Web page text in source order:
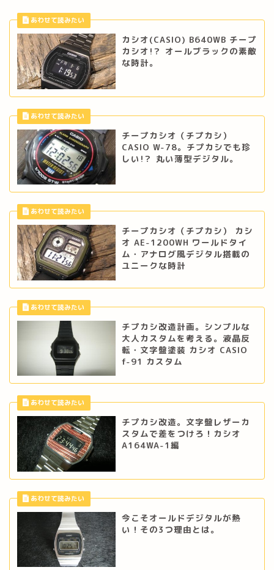
カシオ(CASIO) B640WB チープ
カシオ!？ オールブラックの素敵
な時計。
チープカシオ（チプカシ）
CASIO W-78。チプカシでも珍
しい!？ 丸い薄型デジタル。
チープカシオ（チプカシ） カシ
オ AE-1200WH ワールドタイ
ム・アナログ風デジタル搭載の
ユニークな時計
チプカシ改造計画。シンプルな
大人カスタムを考える。液晶反
転・文字盤塗装 カシオ CASIO
f-91 カスタム
チプカシ改造。文字盤レザーカ
スタムで差をつけろ！カシオ
A164WA-1編
今こそオールドデジタルが熱
い！その3つ理由とは。